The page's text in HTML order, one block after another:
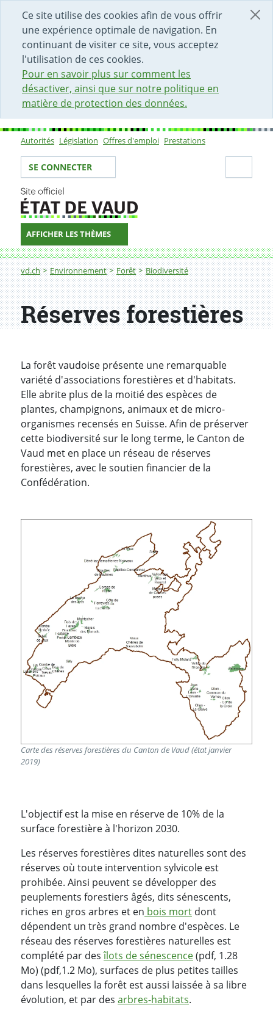
Ce site utilise des cookies afin de vous offrir
une expérience optimale de navigation. En
continuant de visiter ce site, vous acceptez
l'utilisation de ces cookies.
Pour en savoir plus sur comment les
désactiver, ainsi que sur notre politique en
matière de protection des données.
DÉBUT DU CONTENU DE LA PAGE
ACCÈS AU CHAMP DE RECHERCHE
PAGE D'ACCUEIL
FORMULAIRE DE CONTACT
Sous-navigation
Autorités Législation Offres d'emploi Prestations
Votre identité
SE CONNECTER
AFFICHER LES THÈMES
Fil d'Ariane
vd.ch Environnement Forêt Biodiversité
Réserves forestières
Réserves forestières
La forêt vaudoise présente une remarquable
variété d'associations forestières et d'habitats.
Elle abrite plus de la moitié des espèces de
plantes, champignons, animaux et de micro-
organismes recensés en Suisse. Afin de préserver
cette biodiversité sur le long terme, le Canton de
Vaud met en place un réseau de réserves
forestières, avec le soutien financier de la
Confédération.
Carte des réserves forestières du Canton de Vaud (état janvier
2019)
L'objectif est la mise en réserve de 10% de la
surface forestière à l'horizon 2030.
Les réserves forestières dites naturelles sont des
réserves où toute intervention sylvicole est
prohibée. Ainsi peuvent se développer des
peuplements forestiers âgés, dits sénescents,
riches en gros arbres et en bois mort dont
dépendent un très grand nombre d'espèces. Le
réseau des réserves forestières naturelles est
complété par desîlots de sénescence(pdf, 1.28
Mo) (pdf,1.2 Mo), surfaces de plus petites tailles
dans lesquelles la forêt est aussi laissée à sa libre
évolution, et par des arbres-habitats.